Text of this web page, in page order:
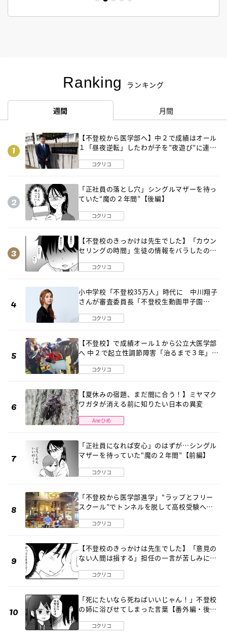
Ranking ランキング
週間 月間
【不登校から医学部へ】中２で成績はオール
１「昼夜逆転」したわが子を”夜遊び”に連れ
コクリコ
「正社員の落とし穴」シングルマザーを待っ
ていた“魔の２年間”【後編】
コクリコ
【不登校のきっかけは先生でした】「カウン
セリングの時間」生徒の情報をバラしたの
コクリコ
小中学校「不登校35万人」時代に 中川翔子
さんが審査委員長「不登校生動画甲子園
コクリコ
【不登校】で成績オール１から公立大医学部
へ 中２で起立性調節障害「治るまで３年」の
コクリコ
【夏休みの宿題、まだ間に合う！】ミヤマク
ワガタが消える前に知りたい日本の異変
Aneひめ
「正社員になれば安心」のはずが…シングル
マザーを待っていた“魔の２年間”【前編】
コクリコ
「不登校から医学部進学」“ラップとフリー
スクール”でトンネルを脱して高校受験へ
コクリコ
【不登校のきっかけは先生でした】「意見の
ない人間は損する」担任の一言が苦しみに…
コクリコ
「死にたいなら死ねばいいじゃん！」不登校
の姉に浴びせてしまった言葉【番外編・後
コクリコ